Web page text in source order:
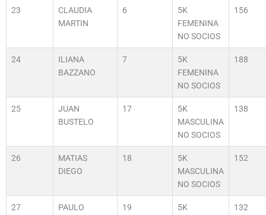
23
CLAUDIA
MARTIN
6
5K
FEMENINA
NO SOCIOS
156
24
ILIANA
BAZZANO
7
5K
FEMENINA
NO SOCIOS
188
25
JUAN
BUSTELO
17
5K
MASCULINA
NO SOCIOS
138
26
MATIAS
DIEGO
18
5K
MASCULINA
NO SOCIOS
152
27
PAULO
19
5K
132